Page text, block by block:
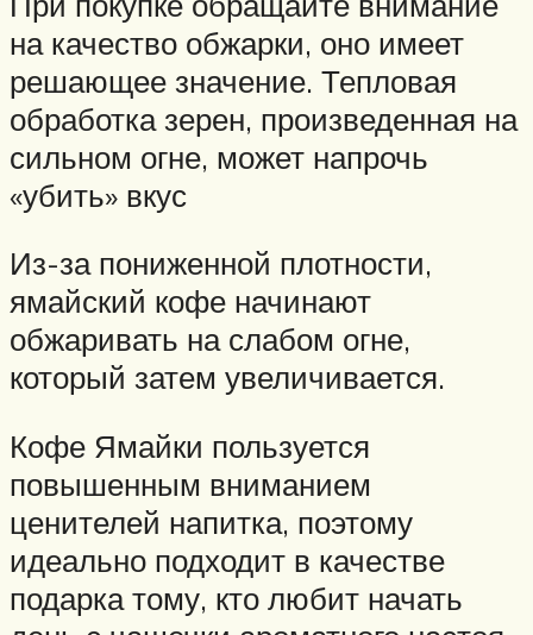
на качество обжарки, оно имеет
решающее значение. Тепловая
обработка зерен, произведенная на
сильном огне, может напрочь
«убить» вкус
Из-за пониженной плотности,
ямайский кофе начинают
обжаривать на слабом огне,
который затем увеличивается.
Кофе Ямайки пользуется
повышенным вниманием
ценителей напитка, поэтому
идеально подходит в качестве
подарка тому, кто любит начать